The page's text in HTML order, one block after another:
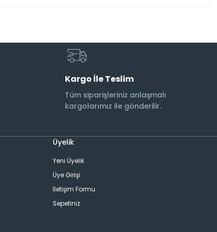
Kargo İle Teslim
Tüm siparişleriniz anlaşmalı
kargolarımız ile gönderilir.
Üyelik
Yeni Üyelik
Üye Girişi
İletişim Formu
Sepetiniz